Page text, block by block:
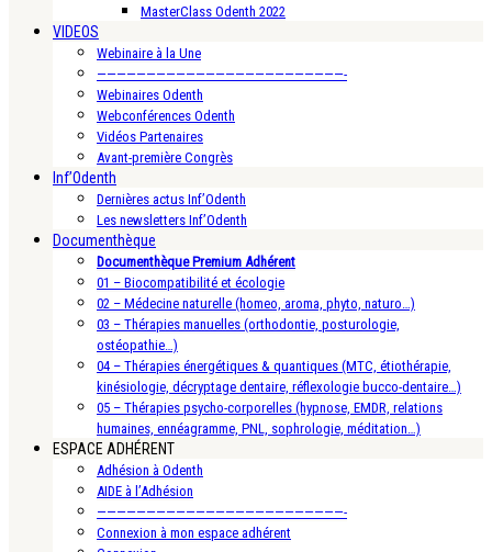
MasterClass Odenth 2022
VIDEOS
Webinaire à la Une
—————————————————————————-
Webinaires Odenth
Webconférences Odenth
Vidéos Partenaires
Avant-première Congrès
Inf’Odenth
Dernières actus Inf’Odenth
Les newsletters Inf’Odenth
Documenthèque
Documenthèque Premium Adhérent
01 – Biocompatibilité et écologie
02 – Médecine naturelle (homeo, aroma, phyto, naturo…)
03 – Thérapies manuelles (orthodontie, posturologie,
ostéopathie…)
04 – Thérapies énergétiques & quantiques (MTC, étiothérapie,
kinésiologie, décryptage dentaire, réflexologie bucco-dentaire…)
05 – Thérapies psycho-corporelles (hypnose, EMDR, relations
humaines, ennéagramme, PNL, sophrologie, méditation…)
ESPACE ADHÉRENT
Adhésion à Odenth
AIDE à l’Adhésion
—————————————————————————-
Connexion à mon espace adhérent